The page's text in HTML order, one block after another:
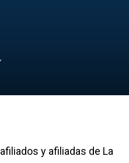
y afiliadas de La